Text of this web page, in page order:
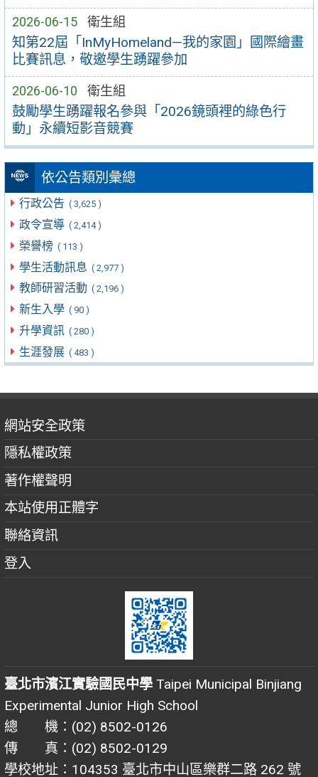
2026-06-15 衛生組
知第22屆「InMyHomeland—我的家園」國際繪畫
比賽訊息，敬邀學生踴躍參加
2026-06-10 衛生組
鼓勵學生踴躍報名參與「2026鏡頭裡的綠色行
動」永續短影音競賽
依公告類別彙總
行政公告 ( 3,625 )
政令宣導 ( 2,414 )
榮譽榜 ( 113 )
學生活動訊息 ( 2,977 )
教師研習活動 ( 2,196 )
新生入學 ( 90 )
升學資訊 ( 280 )
生涯發展 ( 483 )
網站安全政策
隱私權政策
著作權聲明
本站使用正體字
聯絡資訊
登入
臺北市濱江實驗國民中學 Taipei Municipal Binjiang
Experimental Junior High School
總 機：(02) 8502-0126
傳 真：(02) 8502-0129
學校地址：104353 臺北市中山區樂群二路 262 號